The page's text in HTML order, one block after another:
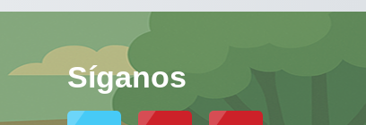
Síganos